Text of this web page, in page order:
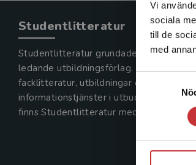
Vi
sociala
till de
med
Studentlitteratur
Studentlitteratur grundades 1963 och
ledande utbildningsförlag. Med
facklitteratur, utbildningar och digitala
informationstjänster i utbudet,
finns Studentlitteratur med längs hela